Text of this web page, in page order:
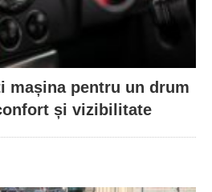
mașina pentru un drum
și vizibilitate